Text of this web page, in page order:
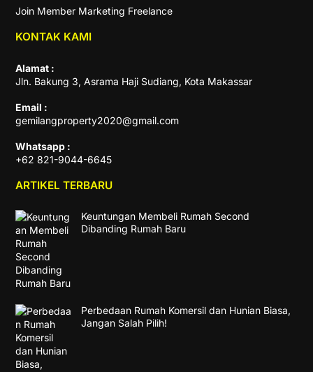
Join Member Marketing Freelance
KONTAK KAMI
Alamat :
Jln. Bakung 3, Asrama Haji Sudiang, Kota Makassar
Email :
gemilangproperty2020@gmail.com
Whatsapp :
+62 821-9044-6645
ARTIKEL TERBARU
Keuntungan Membeli Rumah Second
Dibanding Rumah Baru
Perbedaan Rumah Komersil dan Hunian Biasa,
Jangan Salah Pilih!